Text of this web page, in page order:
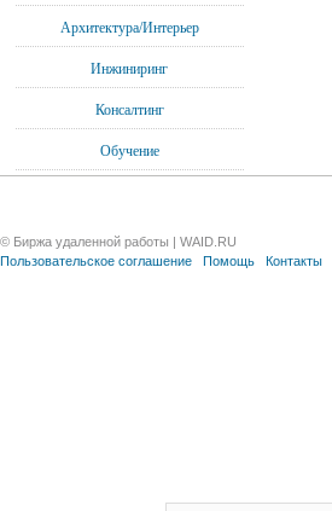
Архитектура/Интерьер
Инжиниринг
Консалтинг
Обучение
© Биржа удаленной работы | WAID.RU
Пользовательское соглашение
Помощь Контакты